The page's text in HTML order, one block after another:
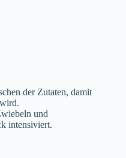
der Zutaten, damit
und
intensiviert.